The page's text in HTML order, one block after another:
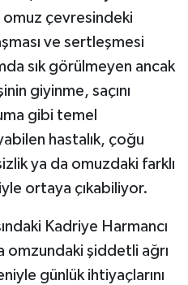
çevresindeki
ve sertleşmesi
sık görülmeyen ancak
giyinme, saçını
gibi temel
hastalık, çoğu
ya da omuzdaki farklı
ortaya çıkabiliyor.
Kadriye Harmancı
omzundaki şiddetli ağrı
günlük ihtiyaçlarını